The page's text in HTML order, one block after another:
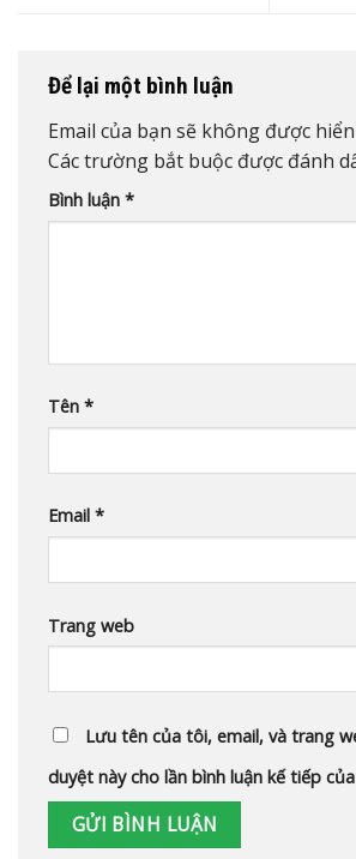
Để lại một bình luận
Email của bạn sẽ không được
Các trường bắt buộc được đánh
Bình luận *
Tên *
Email *
Trang web
Lưu tên của tôi, email, và trang
duyệt này cho lần bình luận kế tiếp